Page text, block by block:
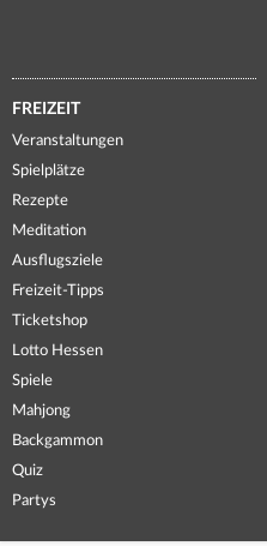
FREIZEIT
Veranstaltungen
Spielplätze
Rezepte
Meditation
Ausflugsziele
Freizeit-Tipps
Ticketshop
Lotto Hessen
Spiele
Mahjong
Backgammon
Quiz
Partys